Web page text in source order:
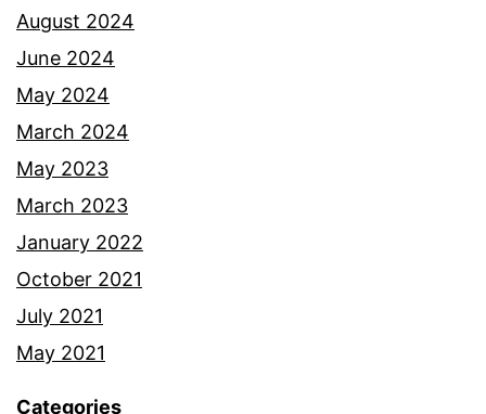
August 2024
June 2024
May 2024
March 2024
May 2023
March 2023
January 2022
October 2021
July 2021
May 2021
Categories